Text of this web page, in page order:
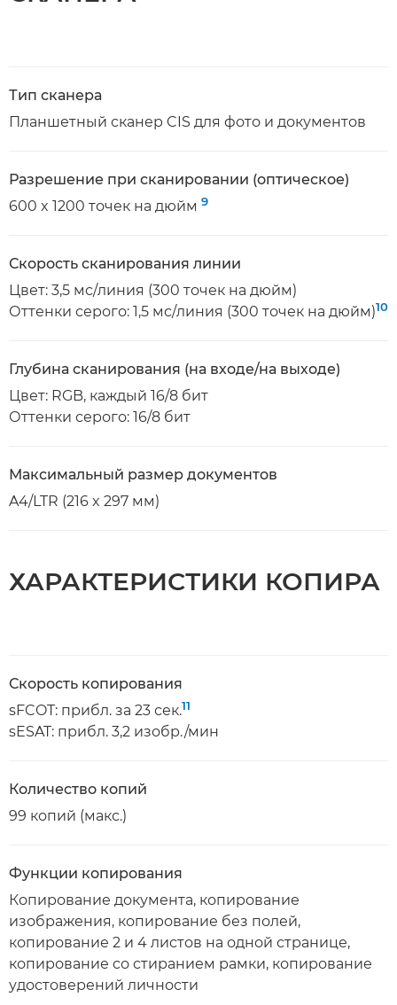
Тип сканера
Планшетный сканер CIS для фото и документов
Разрешение при сканировании (оптическое)
600 x 1200 точек на дюйм 9
Скорость сканирования линии
Цвет: 3,5 мс/линия (300 точек на дюйм)
Оттенки серого: 1,5 мс/линия (300 точек на дюйм)10
Глубина сканирования (на входе/на выходе)
Цвет: RGB, каждый 16/8 бит
Оттенки серого: 16/8 бит
Максимальный размер документов
A4/LTR (216 x 297 мм)
ХАРАКТЕРИСТИКИ КОПИРА
Скорость копирования
sFCOT: прибл. за 23 сек.11
sESAT: прибл. 3,2 изобр./мин
Количество копий
99 копий (макс.)
Функции копирования
Копирование документа, копирование
изображения, копирование без полей,
копирование 2 и 4 листов на одной странице,
копирование со стиранием рамки, копирование
удостоверений личности